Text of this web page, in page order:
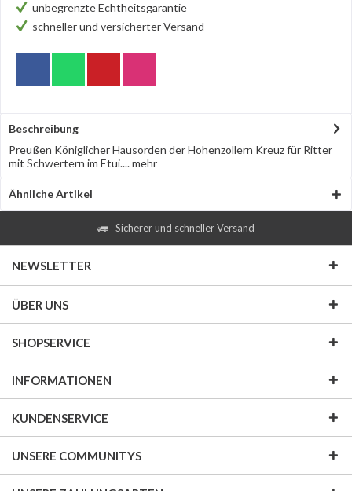
unbegrenzte Echtheitsgarantie
schneller und versicherter Versand
Beschreibung
Preußen Königlicher Hausorden der Hohenzollern Kreuz für Ritter
mit Schwertern im Etui....mehr
Ähnliche Artikel
Sicherer und schneller Versand
NEWSLETTER
ÜBER UNS
SHOPSERVICE
INFORMATIONEN
KUNDENSERVICE
UNSERE COMMUNITYS